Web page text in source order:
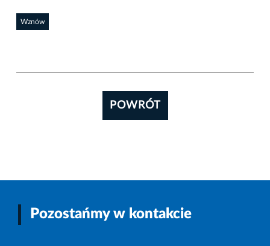
Wznów
POWRÓT
Pozostańmy w kontakcie